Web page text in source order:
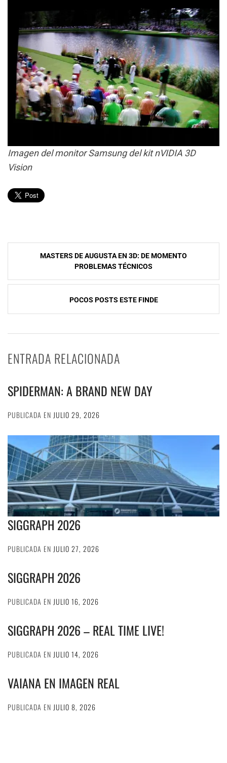
Imagen del monitor Samsung del kit nVIDIA 3D
Vision
Navegación
entradas
MASTERS DE AUGUSTA EN 3D: DE MOMENTO
PROBLEMAS TÉCNICOS
POCOS POSTS ESTE FINDE
ENTRADA RELACIONADA
SPIDERMAN: A BRAND NEW DAY
PUBLICADA EN JULIO 29, 2026
SIGGRAPH 2026
PUBLICADA EN JULIO 27, 2026
SIGGRAPH 2026
PUBLICADA EN JULIO 16, 2026
SIGGRAPH 2026 – REAL TIME LIVE!
PUBLICADA EN JULIO 14, 2026
VAIANA EN IMAGEN REAL
PUBLICADA EN JULIO 8, 2026